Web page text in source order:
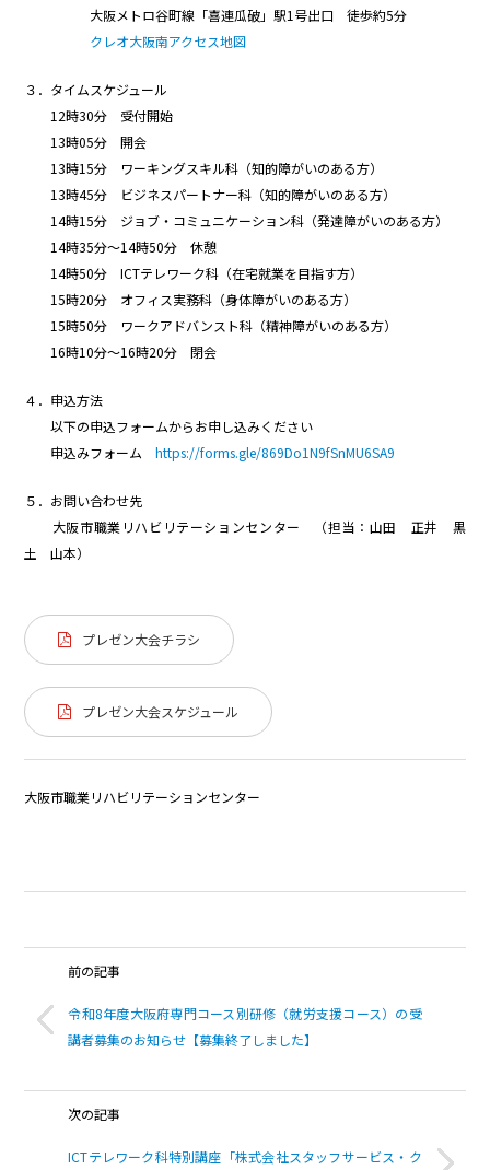
大阪メトロ谷町線「喜連瓜破」駅1号出口 徒歩約5分
クレオ大阪南アクセス地図
３．タイムスケジュール
12時30分 受付開始
13時05分 開会
13時15分 ワーキングスキル科（知的障がいのある方）
13時45分 ビジネスパートナー科（知的障がいのある方）
14時15分 ジョブ・コミュニケーション科（発達障がいのある方）
14時35分～14時50分 休憩
14時50分 ICTテレワーク科（在宅就業を目指す方）
15時20分 オフィス実務科（身体障がいのある方）
15時50分 ワークアドバンスト科（精神障がいのある方）
16時10分～16時20分 閉会
４．申込方法
以下の申込フォームからお申し込みください
申込みフォームhttps://forms.gle/869Do1N9fSnMU6SA9
５．お問い合わせ先
大阪市職業リハビリテーションセンター （担当：山田 正井 黒
土 山本）
プレゼン大会チラシ
プレゼン大会スケジュール
大阪市職業リハビリテーションセンター
前の記事
令和8年度大阪府専門コース別研修（就労支援コース）の受
講者募集のお知らせ【募集終了しました】
次の記事
ICTテレワーク科特別講座「株式会社スタッフサービス・ク